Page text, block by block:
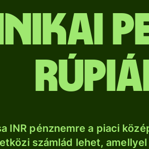
INR pénznemre a piaci
számlád lehet,